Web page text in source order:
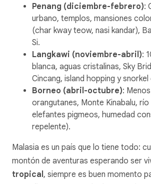
Penang (diciembre-febrero):
urbano, templos, mansiones
(char kway teow, nasi kandar),
Si.
Langkawi (noviembre-abril):
blanca, aguas cristalinas, Sky
Cincang, island hopping y snorkel
Borneo (abril-octubre):
orangutanes, Monte Kinabalu, río
elefantes pigmeos, humedad
repelente).
Malasia es un país que lo tiene todo:
montón de aventuras esperando ser
tropical , siempre es buen momento